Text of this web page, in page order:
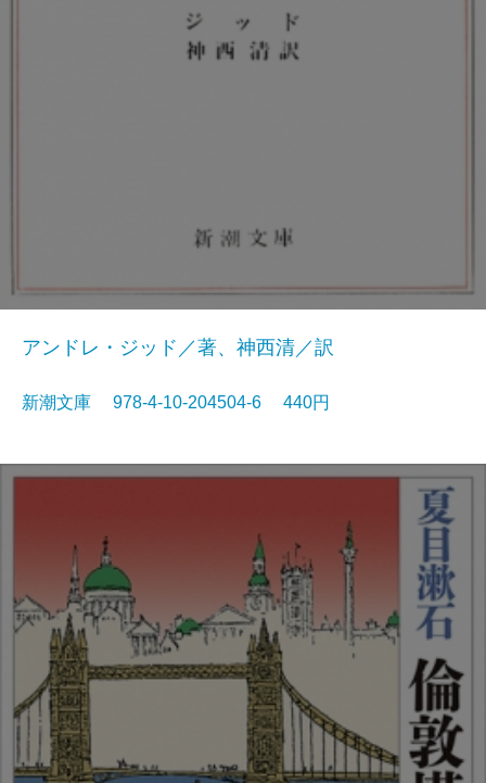
アンドレ・ジッド／著、神西清／訳
新潮文庫 978-4-10-204504-6 440円